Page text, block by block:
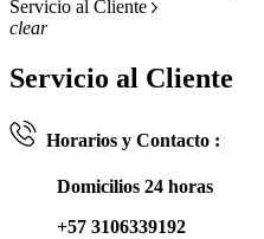
Servicio al Cliente
clear
Servicio al Cliente
Horarios y Contacto :
Domicilios 24 horas
+57 3106339192